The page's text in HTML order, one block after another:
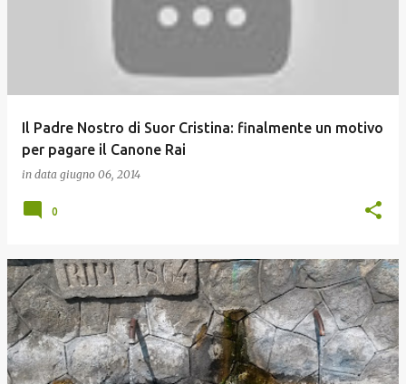
Il Padre Nostro di Suor Cristina: finalmente un motivo
per pagare il Canone Rai
in data giugno 06, 2014
0